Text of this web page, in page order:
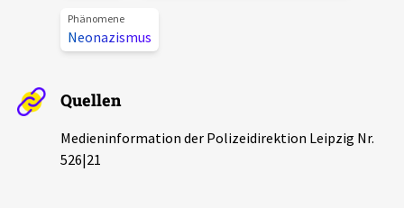
Veranstaltungen
Podcasts
Projektbeschreibung
Kontakt
Spenden
Phänomene
Neonazismus
Quellen
Medieninformation der Polizeidirektion Leipzig Nr.
526|21